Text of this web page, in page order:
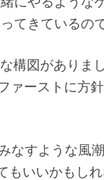
てきているの
構図がありま
ァーストに方
なすような風
いいかもしれ